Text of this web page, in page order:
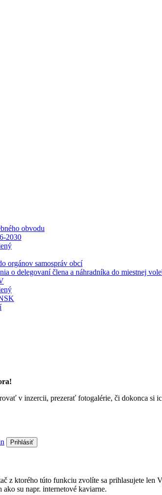
obvodu
2030
orgánov samospráv obcí
o delegovaní člena a náhradníka do miestnej
v inzercii, prezerať fotogalérie, či dokonca
Prihlásiť
z ktorého túto funkciu zvolíte sa prihlasujete
su napr. internetové kaviarne.